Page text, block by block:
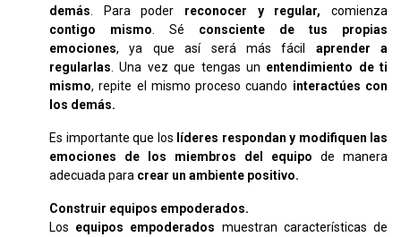
demás . Para poder reconocer y regular, comienza
contigo mismo . Sé consciente de tus propias
emociones, ya que así será más fácil aprender a
regularlas . Una vez que tengas un entendimiento de ti
mismo, repite el mismo proceso cuando interactúes con
los demás.
Es importante que los líderes respondan y modifiquen las
emociones de los miembros del equipo de manera
adecuada para crear un ambiente positivo.
Construir equipos empoderados.
Los equipos empoderados muestran características de